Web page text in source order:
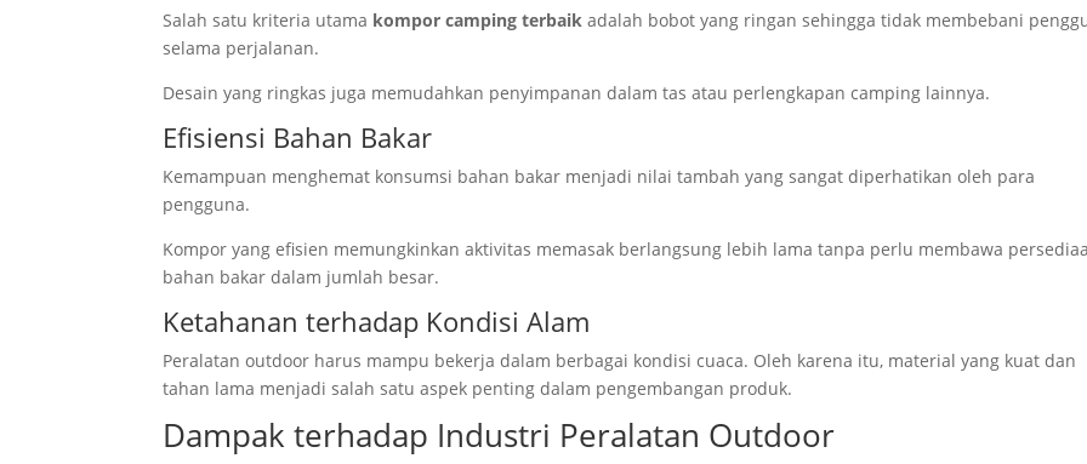
Salah satu kriteria utama kompor camping terbaik adalah bobot yang ringan sehingga tidak membebani
selama perjalanan.
Desain yang ringkas juga memudahkan penyimpanan dalam tas atau perlengkapan camping lainnya.
Efisiensi Bahan Bakar
Kemampuan menghemat konsumsi bahan bakar menjadi nilai tambah yang sangat diperhatikan oleh para
pengguna.
Kompor yang efisien memungkinkan aktivitas memasak berlangsung lebih lama tanpa perlu membawa
bahan bakar dalam jumlah besar.
Ketahanan terhadap Kondisi Alam
Peralatan outdoor harus mampu bekerja dalam berbagai kondisi cuaca. Oleh karena itu, material yang kuat dan
tahan lama menjadi salah satu aspek penting dalam pengembangan produk.
Dampak terhadap Industri Peralatan Outdoor